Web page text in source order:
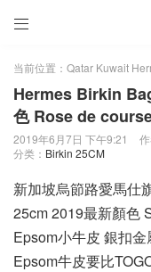

当前位置： Qatar Kuwait
Hermes Birkin
色 Rose de
2019年6月7日 下午9:21 作
分类： Birkin 25CM
新加坡烏節路愛馬仕
25cm 2019最新顏色
Epsom小牛皮 銀扣
Epsom牛皮要比